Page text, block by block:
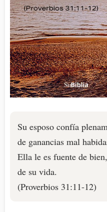
Su esposo confía
de ganancias mal
Ella le es fuente de
de su vida.
(Proverbios 31:11-12)